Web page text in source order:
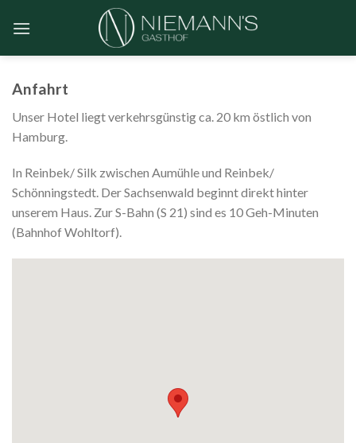
Anfahrt
Unser Hotel liegt verkehrsgünstig ca. 20 km östlich von
Hamburg.
In Reinbek/ Silk zwischen Aumühle und Reinbek/
Schönningstedt. Der Sachsenwald beginnt direkt hinter
unserem Haus. Zur S-Bahn (S 21) sind es 10 Geh-Minuten
(Bahnhof Wohltorf).